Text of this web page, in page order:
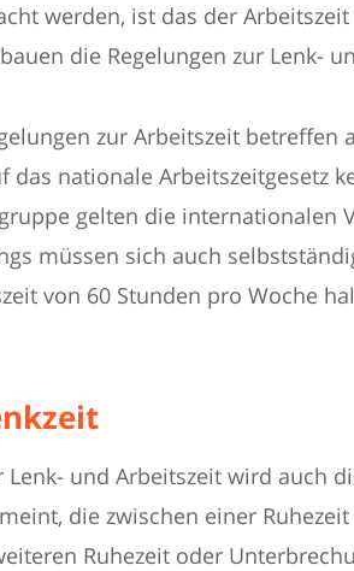
werden, ist das der
die Regelungen zur Lenk-
zur Arbeitszeit
das nationale Arbeitszeitgesetz
gelten die internationalen
müssen sich auch
von 60 Stunden pro Woche
Lenk- und Arbeitszeit wird auch
die zwischen einer
Ruhezeit oder